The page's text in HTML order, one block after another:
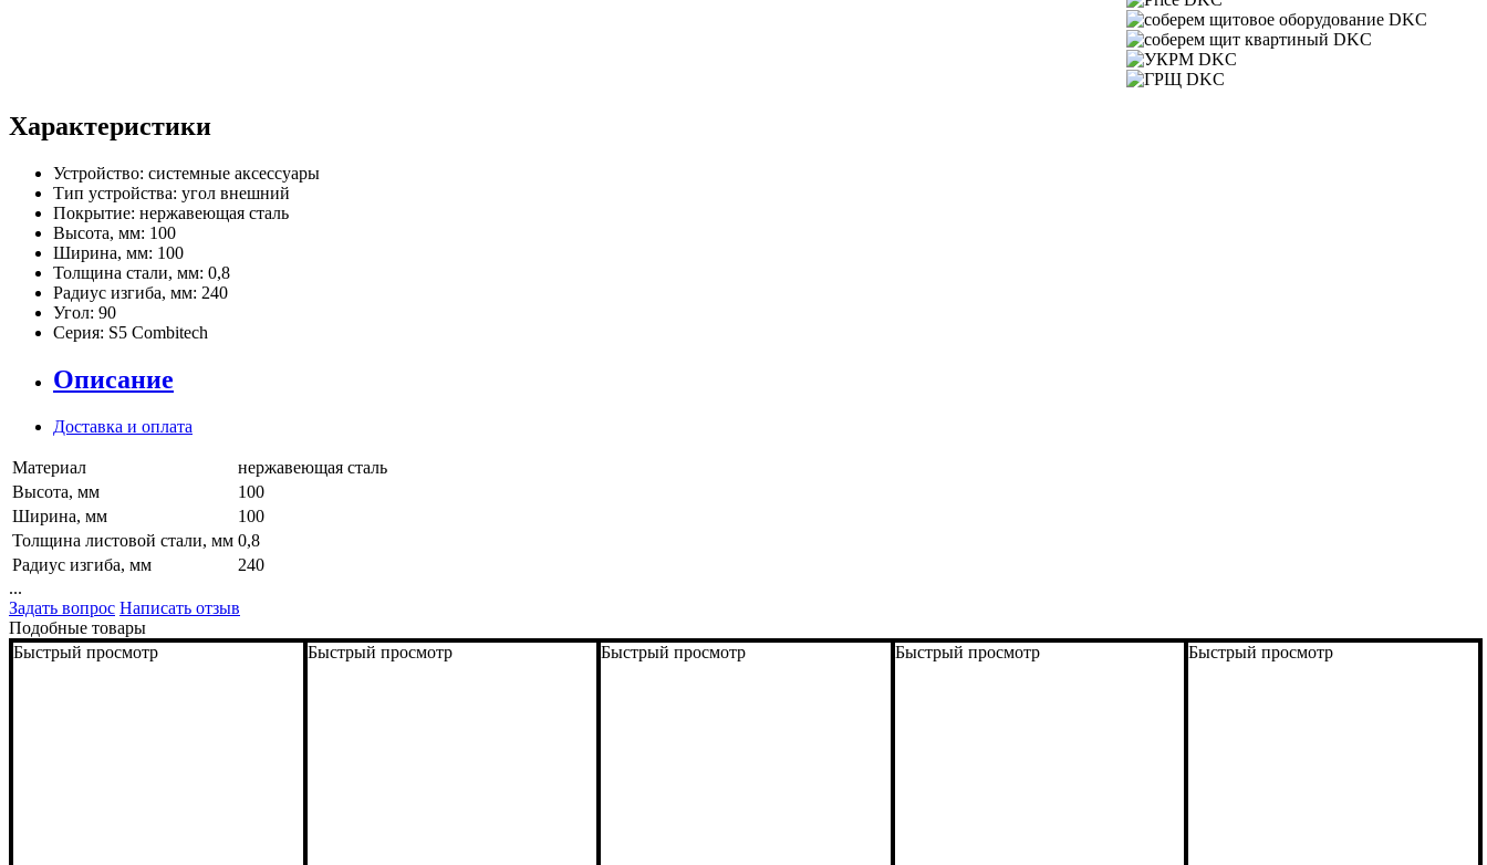
Характеристики
Устройство: системные аксессуары
Тип устройства: угол внешний
Покрытие: нержавеющая сталь
Высота, мм: 100
Ширина, мм: 100
Толщина стали, мм: 0,8
Радиус изгиба, мм: 240
Угол: 90
Серия: S5 Combitech
Описание
Доставка и оплата
Материал
нержавеющая сталь
Высота, мм
100
Ширина, мм
100
Толщина листовой стали, мм 0,8
Радиус изгиба, мм
240
...
Задать вопрос Написать отзыв
Подобные товары
Быстрый просмотр
Быстрый просмотр Быстрый просмотр Быстрый просмотр Быстрый просмотр